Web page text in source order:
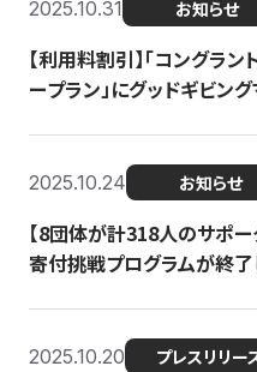
2025.10.31 お知らせ
【利用料割引】「コングラ
ープラン」にグッドギビン
2025.10.24 お知らせ
【8団体が計318人のサポ
寄付挑戦プログラムが終了
2025.10.20 プレスリリー